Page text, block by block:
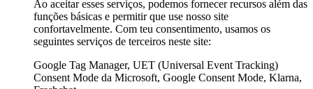
Ao aceitar esses serviços, podemos fornecer recursos além das
funções básicas e permitir que use nosso site
confortavelmente. Com teu consentimento, usamos os
seguintes serviços de terceiros neste site:
Google Tag Manager, UET (Universal Event Tracking)
Consent Mode da Microsoft, Google Consent Mode, Klarna,